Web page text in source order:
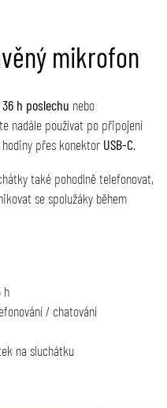
mikrofon
h poslechu nebo
nadále používat po připojení
přes konektor USB-C.
také pohodlně telefonovat,
se spolužáky během
h
/ chatování
na sluchátku